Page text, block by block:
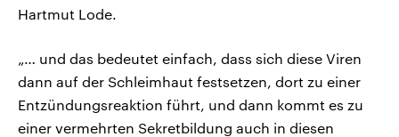
Hartmut Lode.
„… und das bedeutet einfach, dass sich diese Viren
dann auf der Schleimhaut festsetzen, dort zu einer
Entzündungsreaktion führt, und dann kommt es zu
einer vermehrten Sekretbildung auch in diesen